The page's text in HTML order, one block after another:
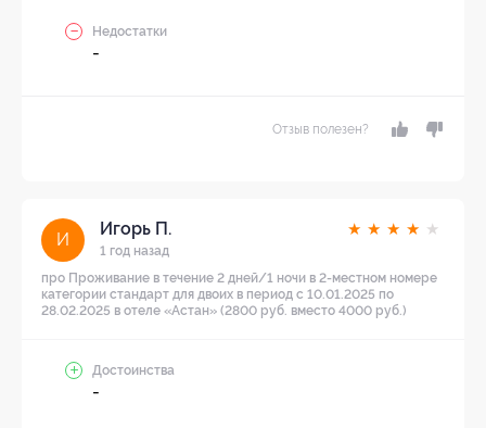
Недостатки
-
Отзыв полезен?
И
Игорь П.
1 год назад
★ ★ ★ ★ ★
про Проживание в течение 2 дней/1 ночи в 2-местном номере
категории стандарт для двоих в период с 10.01.2025 по
28.02.2025 в отеле «Астан» (2800 руб. вместо 4000 руб.)
Достоинства
-